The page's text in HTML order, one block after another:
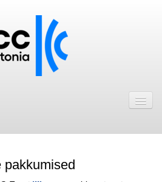
pakkumised